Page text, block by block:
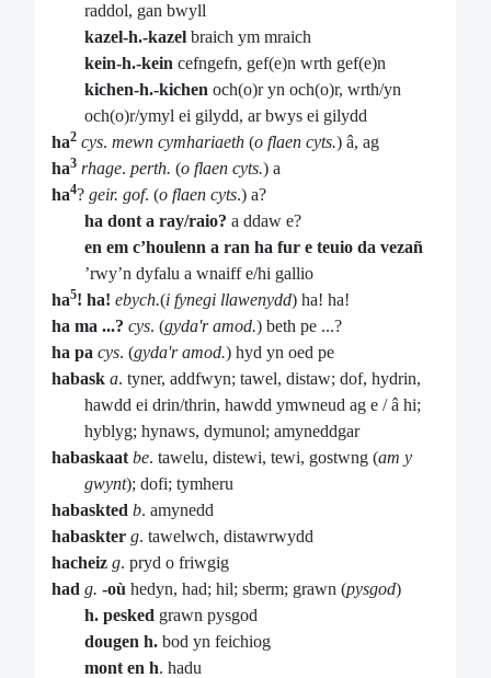
raddol, gan bwyll
kazel-h.-kazel braich ym mraich
kein-h.-kein cefngefn, gef(e)n wrth gef(e)n
kichen-h.-kichen och(o)r yn och(o)r, wrth/yn
och(o)r/ymyl ei gilydd, ar bwys ei gilydd
ha2 cys. mewn cymhariaeth (o flaen cyts.) â, ag
ha3 rhage. perth. (o flaen cyts.) a
ha4? geir. gof. (o flaen cyts.) a?
ha dont a ray/raio? a ddaw e?
en em c’houlenn a ran ha fur e teuio da vezañ
’rwy’n dyfalu a wnaiff e/hi gallio
ha5! ha! ebych.(i fynegi llawenydd) ha! ha!
ha ma ...? cys. (gyda'r amod.) beth pe ...?
ha pa cys. (gyda'r amod.) hyd yn oed pe
habask a. tyner, addfwyn; tawel, distaw; dof, hydrin,
hawdd ei drin/thrin, hawdd ymwneud ag e / â hi;
hyblyg; hynaws, dymunol; amyneddgar
habaskaat be. tawelu, distewi, tewi, gostwng (am y
gwynt); dofi; tymheru
habaskted b. amynedd
habaskter g. tawelwch, distawrwydd
hacheiz g. pryd o friwgig
had g. -où hedyn, had; hil; sberm; grawn (pysgod)
h. pesked grawn pysgod
dougen h. bod yn feichiog
mont en h. hadu